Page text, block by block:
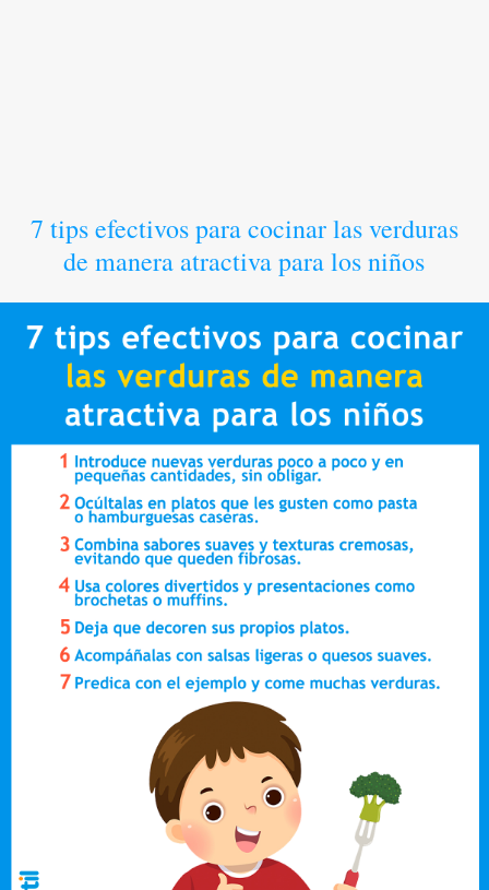
7 tips efectivos para cocinar las verduras
de manera atractiva para los niños